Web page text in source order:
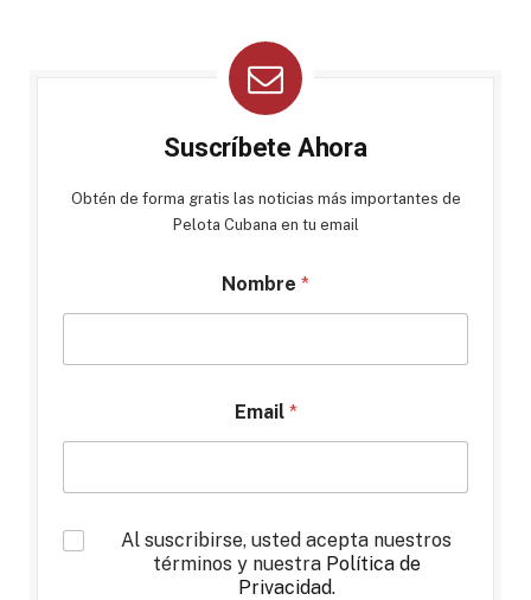
Suscríbete Ahora
Obtén de forma gratis las noticias más importantes de
Pelota Cubana en tu email
Nombre *
Email *
*
Al suscribirse, usted acepta nuestros
términos y nuestra Política de
Privacidad.